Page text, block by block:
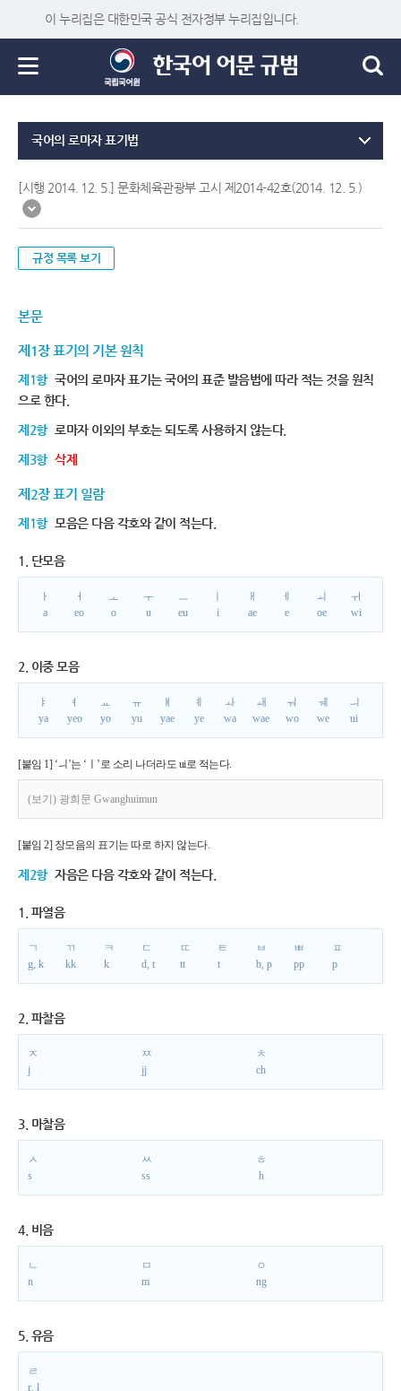
이 누리집은 대한민국 공식 전자정부 누리집입니다.
국어의 로마자 표기법
[시행 2014. 12. 5.] 문화체육관광부 고시 제2014-42호(2014. 12. 5.)
규정 목록 보기
본문
제1장 표기의 기본 원칙
제1항 국어의 로마자 표기는 국어의 표준 발음법에 따라 적는 것을 원칙
으로 한다.
제2항 로마자 이외의 부호는 되도록 사용하지 않는다.
제3항 삭제
제2장 표기 일람
제1항 모음은 다음 각호와 같이 적는다.
1. 단모음
ㅏ
a
ㅓ
eo
ㅗ
o
ㅜ
u
ㅡ
eu
i
ㅐ
ae
ㅔ
e
ㅚ
oe
ㅟ
wi
2. 이중 모음
ㅑ
ya
ㅕ
yeo
ㅛ
yo
ㅠ
yu
ㅒ
yae
ㅖ
ye
ㅘ
wa
ㅙ
wae
ㅝ
wo
ㅞ
we
ㅢ
ui
[붙임 1] ‘ㅢ’는 ‘ㅣ’로 소리 나더라도 ui로 적는다.
(보기) 광희문 Gwanghuimun
[붙임 2] 장모음의 표기는 따로 하지 않는다.
제2항 자음은 다음 각호와 같이 적는다.
1. 파열음
ㄱ
g, k
ㄲ
kk
ㅋ
k
ㄷ
d, t
ㄸ
tt
ㅌ
t
ㅂ
b, p
ㅃ
pp
ㅍ
p
2. 파찰음
ㅈ
j
ㅉ
jj
ㅊ
ch
3. 마찰음
ㅅ
s
ㅆ
ss
ㅎ
h
4. 비음
ㄴ
n
ㅁ
m
ㅇ
ng
5. 유음
ㄹ
r, l